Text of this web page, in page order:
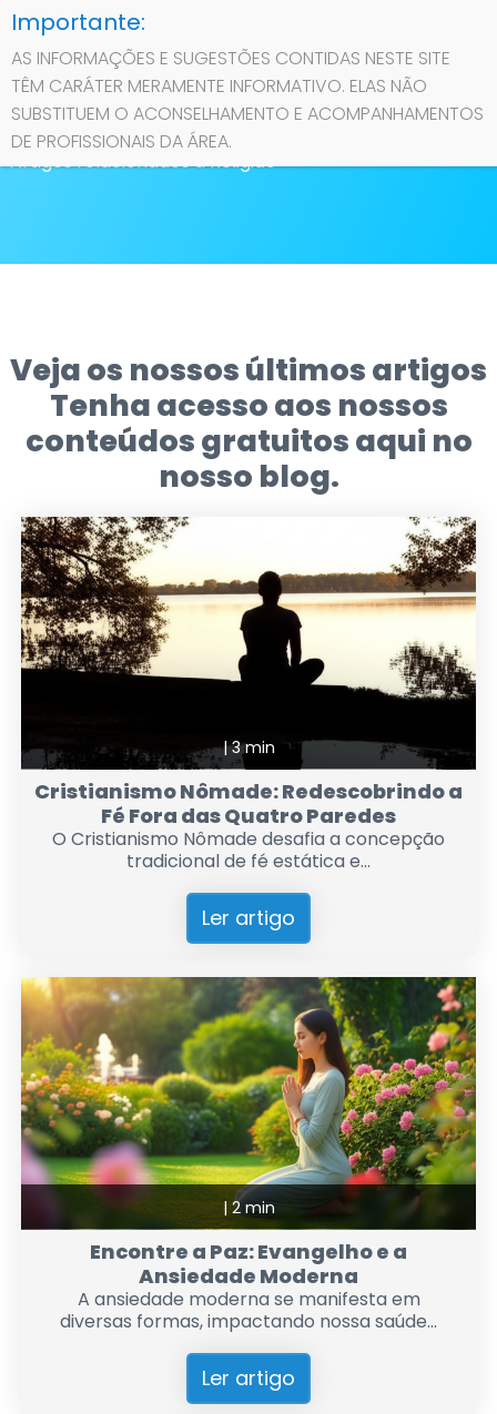
Contato
Sobre
Religião
Artigos relacionados a Religião
Veja os nossos últimos artigos
Tenha acesso aos nossos
conteúdos gratuitos aqui no
nosso blog.
|3 min
Cristianismo Nômade: Redescobrindo a
Fé Fora das Quatro Paredes
O Cristianismo Nômade desafia a concepção
tradicional de fé estática e...
Ler artigo
| 2 min
Encontre a Paz: Evangelho e a
Ansiedade Moderna
A ansiedade moderna se manifesta em
diversas formas, impactando nossa saúde...
Ler artigo
AS INFORMAÇÕES E SUGESTÕES CONTIDAS NESTE SITE
TÊM CARÁTER MERAMENTE INFORMATIVO. ELAS NÃO
SUBSTITUEM O ACONSELHAMENTO E ACOMPANHAMENTOS
DE PROFISSIONAIS DA ÁREA.